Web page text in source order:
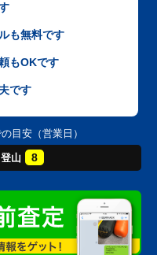
も無料です
もOKです
です
目安（営業日）
登山 8